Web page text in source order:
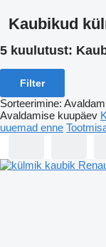
Kaubikud
5 kuulutust:
Filter
Sorteerimine:
Avaldamise kuupäev
uuemad enne